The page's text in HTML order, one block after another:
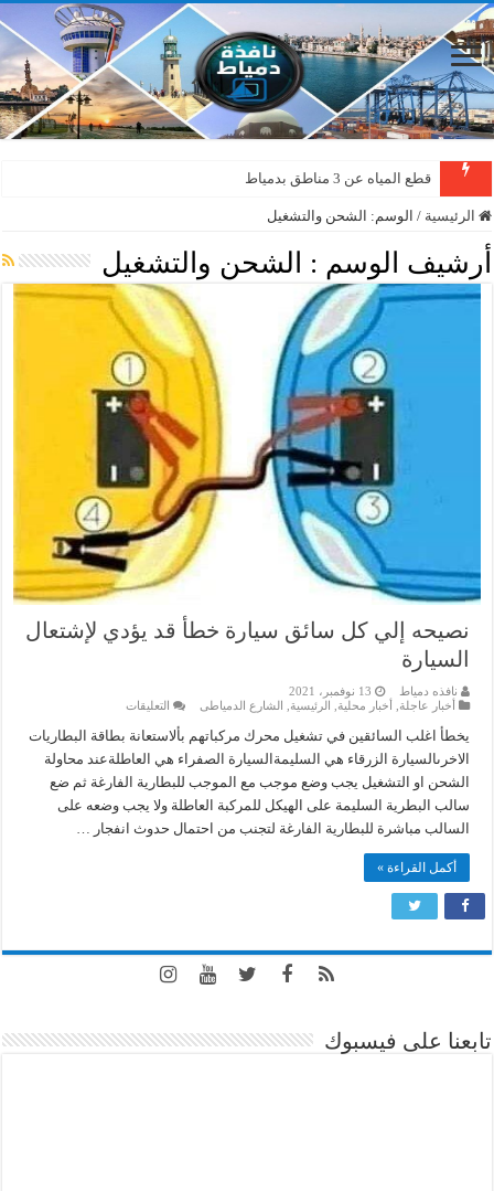
قطع المياه عن 3 مناطق بدمياط
الرئيسية / الوسم: الشحن والتشغيل
أرشيف الوسم : الشحن والتشغيل
نصيحه إلي كل سائق سيارة خطأ قد يؤدي لإشتعال
السيارة
نافذه دمياط
13 نوفمبر، 2021
أخبار عاجلة
أخبار محلية الرئيسية الشارع الدمياطى التعليقاتعلى
إلي
كل
سائق
سيارة
خطأ
قد
يؤدي
لإشتعال
يخطأ اغلب السائقين في تشغيل محرك مركباتهم بألاستعانة بطاقة البطاريات
الاخرىالسيارة الزرقاء هي السليمةالسيارة الصفراء هي العاطلةعند محاولة
الشحن او التشغيل يجب وضع موجب مع الموجب للبطارية الفارغة ثم ضع
سالب البطرية السليمة على الهيكل للمركبة العاطلة ولا يجب وضعه على
السالب مباشرة للبطارية الفارغة لتجنب من احتمال حدوث انفجار …
أكمل القراءة »
تابعنا على فيسبوك